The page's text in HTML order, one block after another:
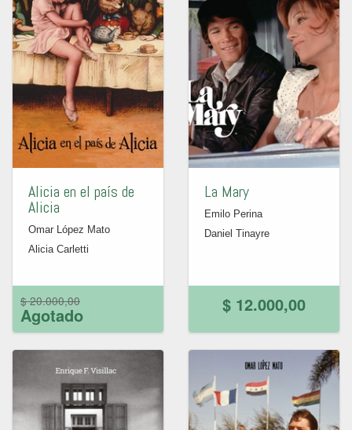
Alicia en el país de
Alicia
Omar López Mato
Alicia Carletti
$ 20.000,00
Agotado
La Mary
Emilo Perina
Daniel Tinayre
$ 12.000,00